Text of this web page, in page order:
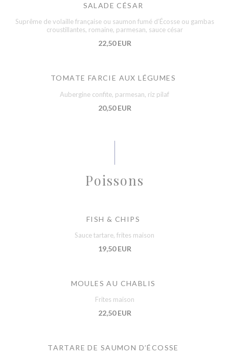
SALADE CÉSAR
Suprême de volaille française ou saumon fumé d’Écosse ou gambas
croustillantes, romaine, parmesan, sauce césar
22,50 EUR
TOMATE FARCIE AUX LÉGUMES
Aubergine confite, parmesan, riz pilaf
20,50 EUR
Poissons
FISH & CHIPS
Sauce tartare, frites maison
19,50 EUR
MOULES AU CHABLIS
Frites maison
22,50 EUR
TARTARE DE SAUMON D’ÉCOSSE